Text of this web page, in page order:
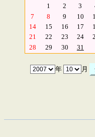
1
2 3
7
8 9 10
14
15 16 17
21
22 23 24
28
29 30 31
年 月